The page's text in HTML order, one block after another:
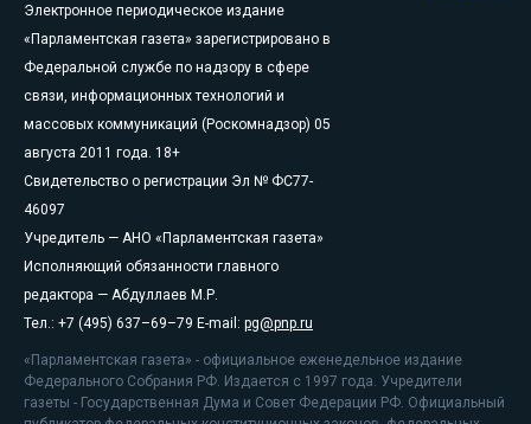
Электронное периодическое издание
«Парламентская газета» зарегистрировано в
Федеральной службе по надзору в сфере
связи, информационных технологий и
массовых коммуникаций (Роскомнадзор) 05
августа 2011 года. 18+
Свидетельство о регистрации Эл № ФС77-
46097
Учредитель — АНО «Парламентская газета»
Исполняющий обязанности главного
редактора — Абдуллаев М.Р.
Тел.: +7 (495) 637–69–79 E-mail: pg@pnp.ru
«Парламентская газета» - официальное еженедельное издание
Федерального Собрания РФ. Издается с 1997 года. Учредители
газеты - Государственная Дума и Совет Федерации РФ. Официальный